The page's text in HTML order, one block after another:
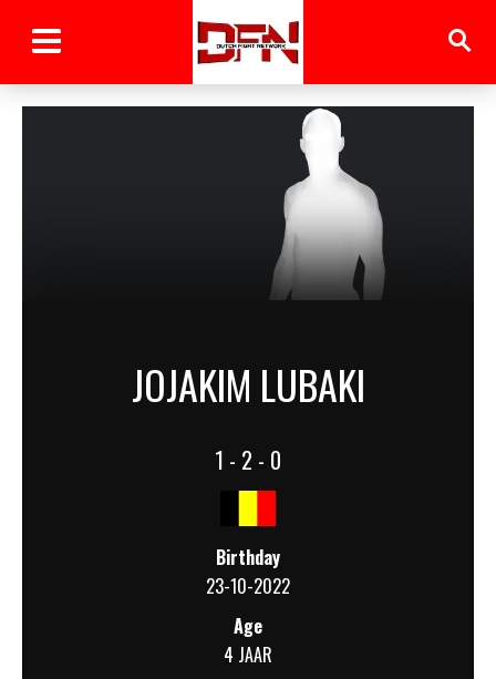
JOJAKIM LUBAKI
1 - 2 - 0
Birthday
23-10-2022
Age
4 JAAR